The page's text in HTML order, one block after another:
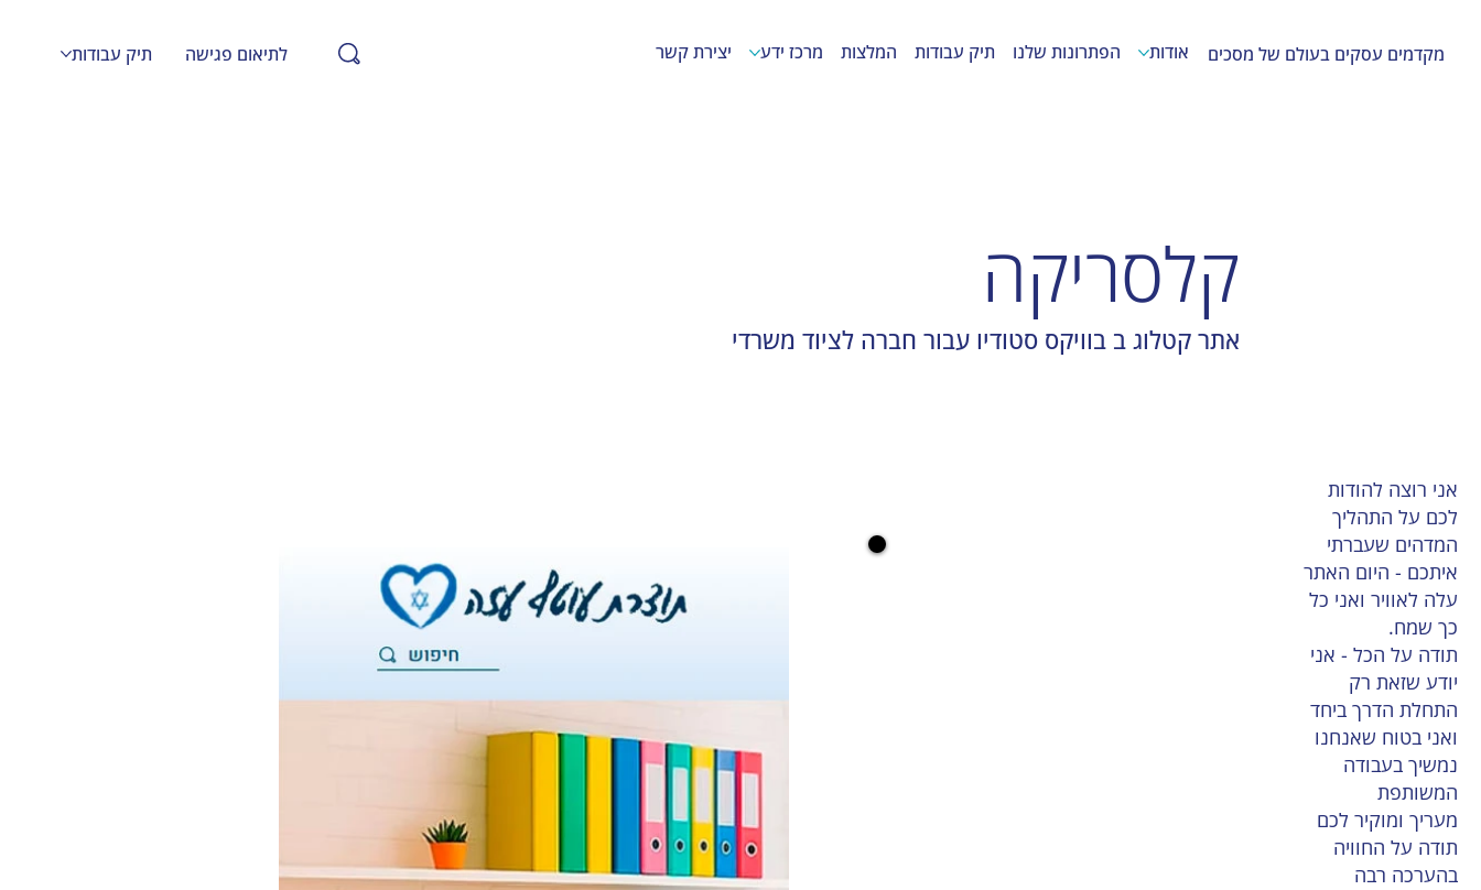
מקדמים עסקים בעולם של מסכים אודות הפתרונות שלנו תיק עבודות המלצות מרכז ידע יצירת קשר לתיאום פגישה תיק עבודות
קלסריקה
אתר קטלוג ב בוויקס סטודיו עבור חברה לציוד משרדי
אני רוצה להודות
לכם על התהליך
המדהים שעברתי
איתכם - היום האתר
עלה לאוויר ואני כל
כך שמח.
תודה על הכל - אני
יודע שזאת רק
התחלת הדרך ביחד
ואני בטוח שאנחנו
נמשיך בעבודה
המשותפת
מעריך ומוקיר לכם
תודה על החוויה
בהערכה רבה